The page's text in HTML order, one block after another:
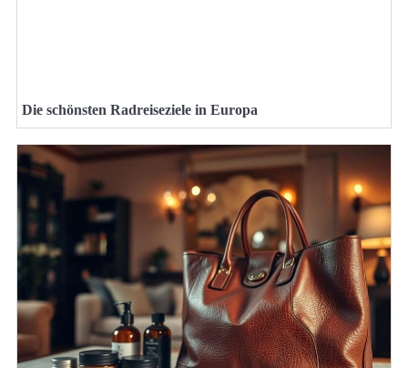
Die schönsten Radreiseziele in Europa